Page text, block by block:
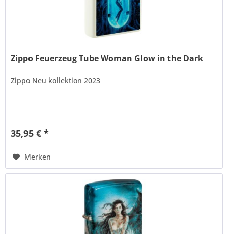
Zippo Feuerzeug Tube Woman Glow in the Dark
Zippo Neu kollektion 2023
35,95 € *
Merken